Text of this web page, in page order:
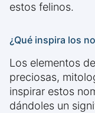
estos felinos.
¿Qué inspira los
Los elementos
preciosas,
inspirar estos
dándoles un